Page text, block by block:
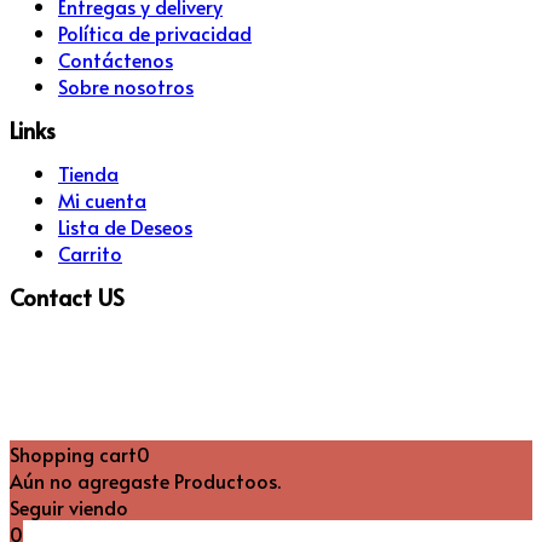
Entregas y delivery
Política de privacidad
Contáctenos
Sobre nosotros
Links
Menú Tienda
Mi cuenta
Lista de Deseos
Carrito
Contact US
Shopping cart0
Aún no agregaste Productoos.
Seguir viendo
0